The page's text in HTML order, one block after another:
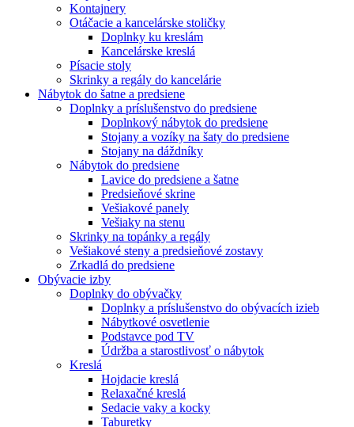
Kontajnery
Otáčacie a kancelárske stoličky
Doplnky ku kreslám
Kancelárske kreslá
Písacie stoly
Skrinky a regály do kancelárie
Nábytok do šatne a predsiene
Doplnky a príslušenstvo do predsiene
Doplnkový nábytok do predsiene
Stojany a vozíky na šaty do predsiene
Stojany na dáždníky
Nábytok do predsiene
Lavice do predsiene a šatne
Predsieňové skrine
Vešiakové panely
Vešiaky na stenu
Skrinky na topánky a regály
Vešiakové steny a predsieňové zostavy
Zrkadlá do predsiene
Obývacie izby
Doplnky do obývačky
Doplnky a príslušenstvo do obývacích izieb
Nábytkové osvetlenie
Podstavce pod TV
Údržba a starostlivosť o nábytok
Kreslá
Hojdacie kreslá
Relaxačné kreslá
Sedacie vaky a kocky
Taburetky